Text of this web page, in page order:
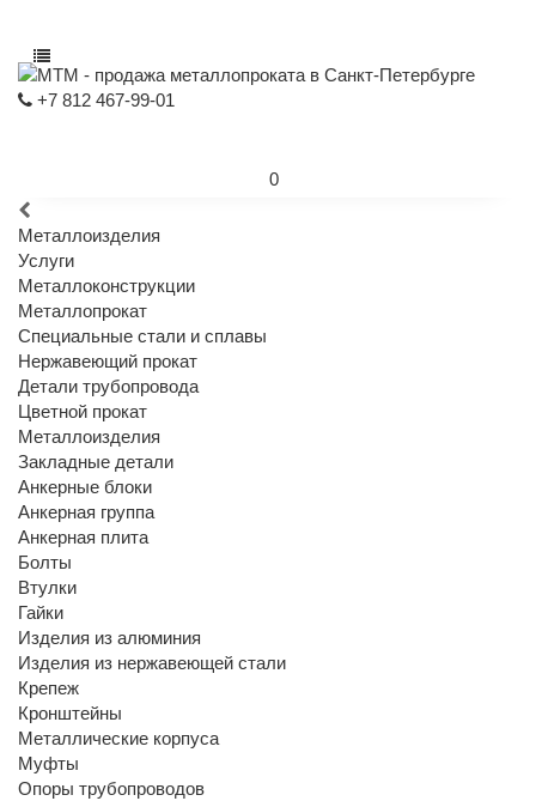
+7 812 467-99-01
0
Металлоизделия
Услуги
Металлоконструкции
Металлопрокат
Специальные стали и сплавы
Нержавеющий прокат
Детали трубопровода
Цветной прокат
Металлоизделия
Закладные детали
Анкерные блоки
Анкерная группа
Анкерная плита
Болты
Втулки
Гайки
Изделия из алюминия
Изделия из нержавеющей стали
Крепеж
Кронштейны
Металлические корпуса
Муфты
Опоры трубопроводов